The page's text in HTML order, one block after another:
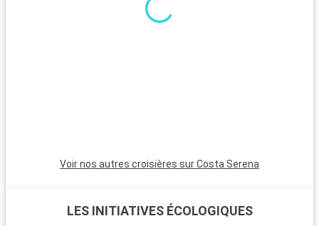
Voir nos autres croisières sur Costa Serena
LES INITIATIVES ÉCOLOGIQUES